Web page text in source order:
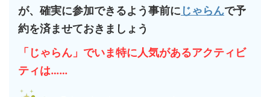
が、確実に参加できるよう事前に じゃらんで予
約を済ませておきましょう
「じゃらん」でいま特に人気があるアクティビ
ティは……